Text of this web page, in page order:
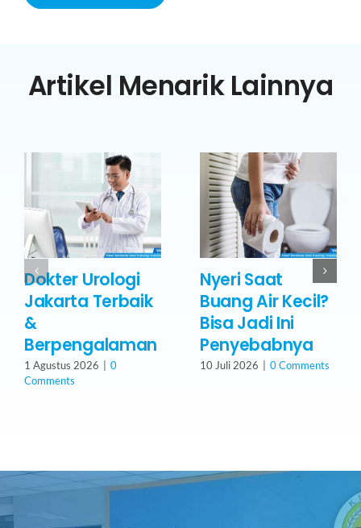
Artikel Menarik Lainnya
Dokter Urologi
Jakarta Terbaik
&
Berpengalaman
1 Agustus 2026
0
Comments
Nyeri Saat
Buang Air Kecil?
Bisa Jadi Ini
Penyebabnya
10 Juli 2026 0 Comments